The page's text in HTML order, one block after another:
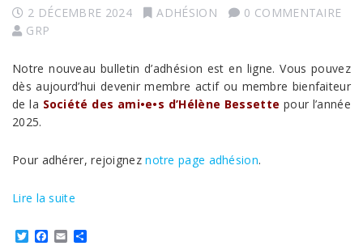
2 DÉCEMBRE 2024 ADHÉSION
0 COMMENTAIRE
GRP
Notre nouveau bulletin d’adhésion est en ligne. Vous pouvez
dès aujourd’hui devenir membre actif ou membre bienfaiteur
de la Société des ami•e•s d’Hélène Bessette pour l’année
2025.
Pour adhérer, rejoigneznotre page adhésion.
Lire la suite
TwitterFacebook
Email